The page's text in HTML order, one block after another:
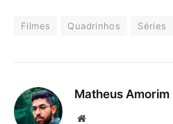
Filmes Quadrinhos Séries
Matheus Amorim
Website